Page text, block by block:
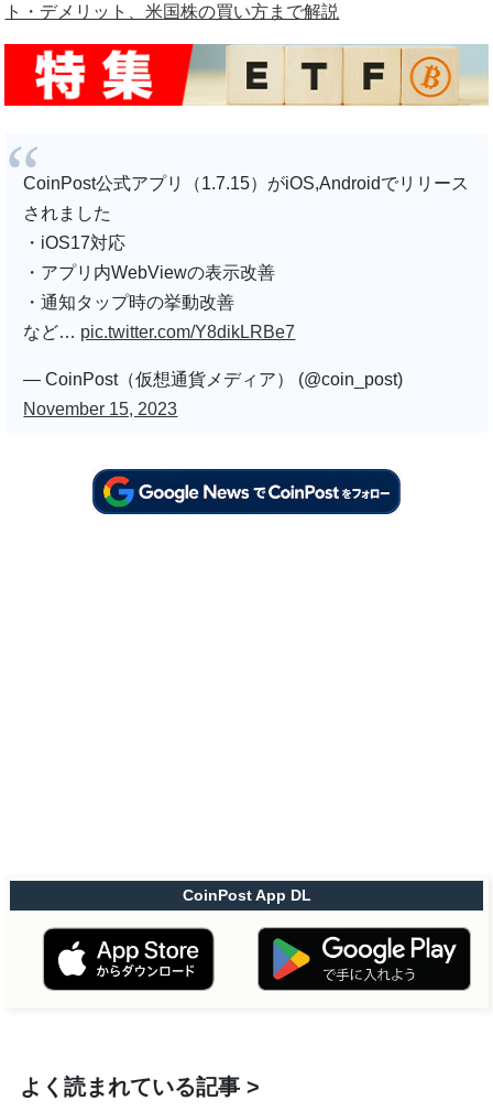
ト・デメリット、米国株の買い方まで解説
CoinPost公式アプリ（1.7.15）がiOS,Androidでリリース
されました
・iOS17対応
・アプリ内WebViewの表示改善
・通知タップ時の挙動改善
など… pic.twitter.com/Y8dikLRBe7
— CoinPost（仮想通貨メディア） (@coin_post)
November 15, 2023
CoinPost App DL
よく読まれている記事